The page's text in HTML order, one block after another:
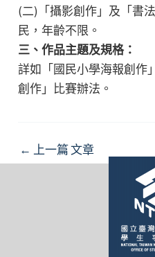
(二)「攝影創作」及「書
民，年齡不限。
三、作品主題及規格：
詳如「國民小學海報創作
創作」比賽辦法。
Post
navigation
← 上一篇 文章